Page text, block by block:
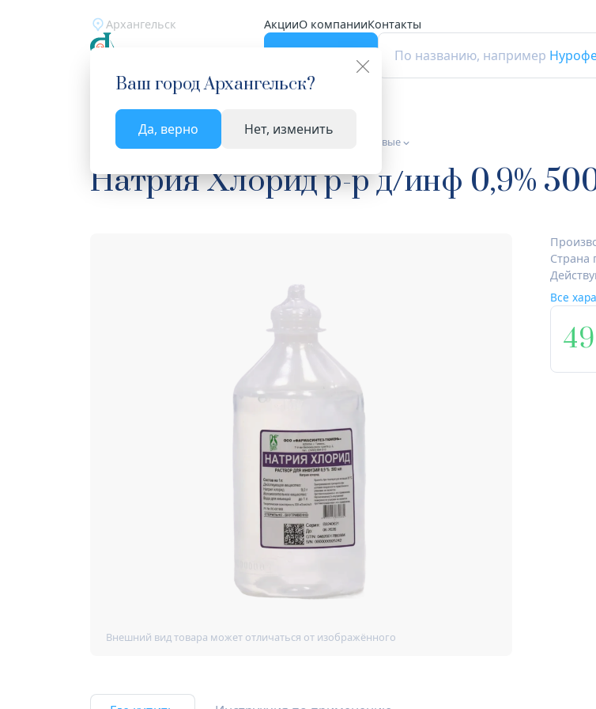
Архангельск АкцииО компанииКонтакты
По названию, например
Ваш городАрхангельск?
Да, верно Нет, изменить
Главная Каталог Лекарства и БАД Растворы солевые
Натрия Хлорид р-р д/инф 0,9%
Страна
Все